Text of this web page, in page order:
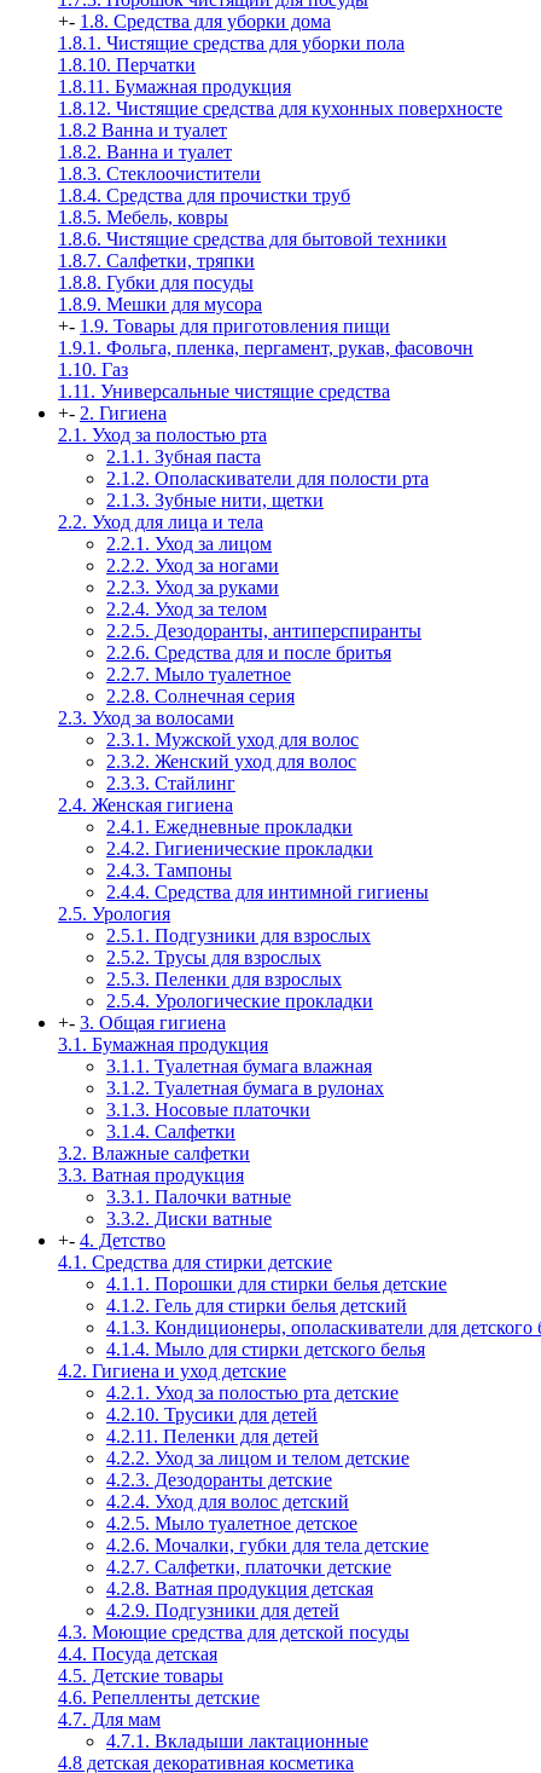
+- 1.8. Средства для уборки дома
1.8.1. Чистящие средства для уборки пола
1.8.10. Перчатки
1.8.11. Бумажная продукция
1.8.12. Чистящие средства для кухонных поверхносте
1.8.2 Ванна и туалет
1.8.2. Ванна и туалет
1.8.3. Стеклоочистители
1.8.4. Средства для прочистки труб
1.8.5. Мебель, ковры
1.8.6. Чистящие средства для бытовой техники
1.8.7. Салфетки, тряпки
1.8.8. Губки для посуды
1.8.9. Мешки для мусора
+- 1.9. Товары для приготовления пищи
1.9.1. Фольга, пленка, пергамент, рукав, фасовочн
1.10. Газ
1.11. Универсальные чистящие средства
+- 2. Гигиена
2.1. Уход за полостью рта
2.1.1. Зубная паста
2.1.2. Ополаскиватели для полости рта
2.1.3. Зубные нити, щетки
2.2. Уход для лица и тела
2.2.1. Уход за лицом
2.2.2. Уход за ногами
2.2.3. Уход за руками
2.2.4. Уход за телом
2.2.5. Дезодоранты, антиперспиранты
2.2.6. Средства для и после бритья
2.2.7. Мыло туалетное
2.2.8. Солнечная серия
2.3. Уход за волосами
2.3.1. Мужской уход для волос
2.3.2. Женский уход для волос
2.3.3. Стайлинг
2.4. Женская гигиена
2.4.1. Ежедневные прокладки
2.4.2. Гигиенические прокладки
2.4.3. Тампоны
2.4.4. Средства для интимной гигиены
2.5. Урология
2.5.1. Подгузники для взрослых
2.5.2. Трусы для взрослых
2.5.3. Пеленки для взрослых
2.5.4. Урологические прокладки
+- 3. Общая гигиена
3.1. Бумажная продукция
3.1.1. Туалетная бумага влажная
3.1.2. Туалетная бумага в рулонах
3.1.3. Носовые платочки
3.1.4. Салфетки
3.2. Влажные салфетки
3.3. Ватная продукция
3.3.1. Палочки ватные
3.3.2. Диски ватные
+- 4. Детство
4.1. Средства для стирки детские
4.1.1. Порошки для стирки белья детские
4.1.2. Гель для стирки белья детский
4.1.3. Кондиционеры, ополаскиватели для детского
4.1.4. Мыло для стирки детского белья
4.2. Гигиена и уход детские
4.2.1. Уход за полостью рта детские
4.2.10. Трусики для детей
4.2.11. Пеленки для детей
4.2.2. Уход за лицом и телом детские
4.2.3. Дезодоранты детские
4.2.4. Уход для волос детский
4.2.5. Мыло туалетное детское
4.2.6. Мочалки, губки для тела детские
4.2.7. Салфетки, платочки детские
4.2.8. Ватная продукция детская
4.2.9. Подгузники для детей
4.3. Моющие средства для детской посуды
4.4. Посуда детская
4.5. Детские товары
4.6. Репелленты детские
4.7. Для мам
4.7.1. Вкладыши лактационные
4.8 детская декоративная косметика